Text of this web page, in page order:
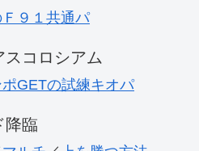
９１共通パ
スコロシアム
GETの試練キオパ
降臨